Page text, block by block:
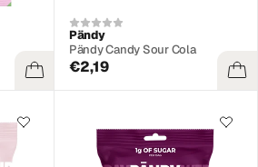
Pändy
Pändy Candy Sour Cola
€2,19